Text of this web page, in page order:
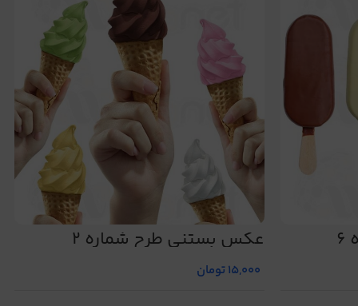
عکس بستنی طرح شماره 2
15,000تومان